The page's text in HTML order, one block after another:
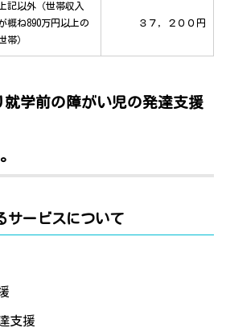
上記以外（世帯収入
概ね890万円以上の
帯）
３７，２００円
就学前の障がい児の発達支援
サービスについて
支援